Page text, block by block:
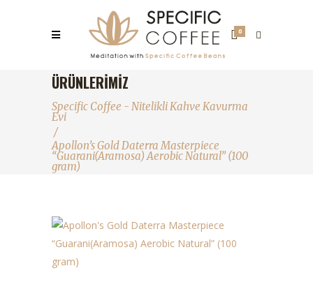
0
ÜRÜNLERIMIZ
Specific Coffee - Nitelikli Kahve Kavurma
Evi
/
Apollon’s Gold Daterra Masterpiece
“Guarani(Aramosa) Aerobic Natural” (100
gram)